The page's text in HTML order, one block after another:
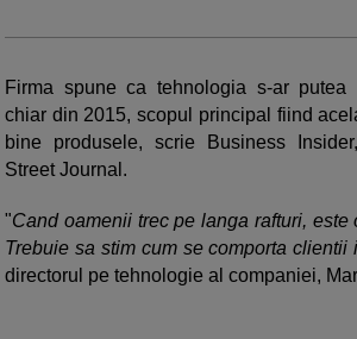
Firma spune ca tehnologia s-ar putea
chiar din 2015, scopul principal fiind
bine produsele, scrie Business
Street Journal.
"Cand oamenii trec pe langa rafturi, este
Trebuie sa stim cum se comporta clientii
directorul pe tehnologie al companiei,